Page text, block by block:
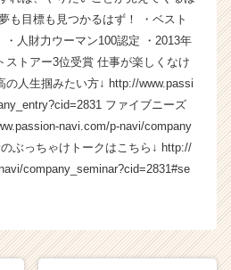
も目標も見つかるはず！ ・ベスト
人財力ウーマン100認定 ・2013年
ストアー3位受賞 仕事が楽しくなけ
の人生掴みたい方↓ http://www.passi
ファイブニーズ
navi.com/p-navi/company
のぶっちゃけトークはこちら↓ http://
company_seminar?cid=2831#se